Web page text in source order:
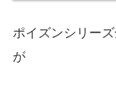
ポイズンシリー
が